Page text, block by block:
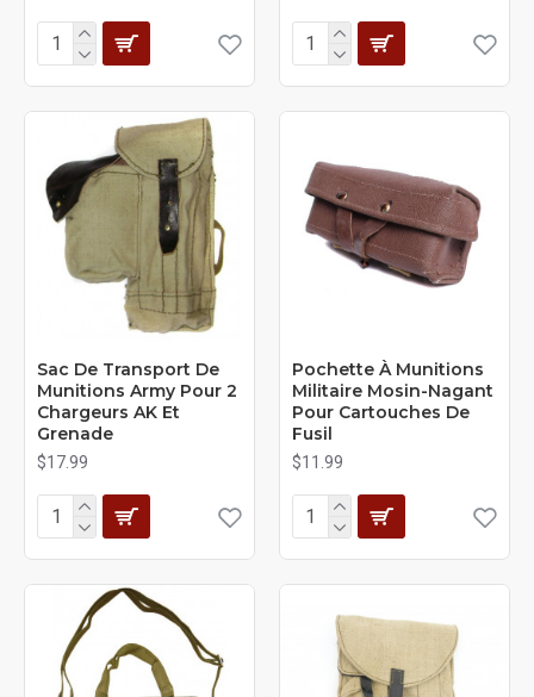
Sac De Transport De
Munitions Army Pour 2
Chargeurs AK Et
Grenade
$17.99
Pochette À Munitions
Militaire Mosin-Nagant
Pour Cartouches De
Fusil
$11.99